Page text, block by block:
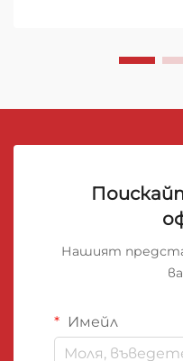
Нашият
Имейл